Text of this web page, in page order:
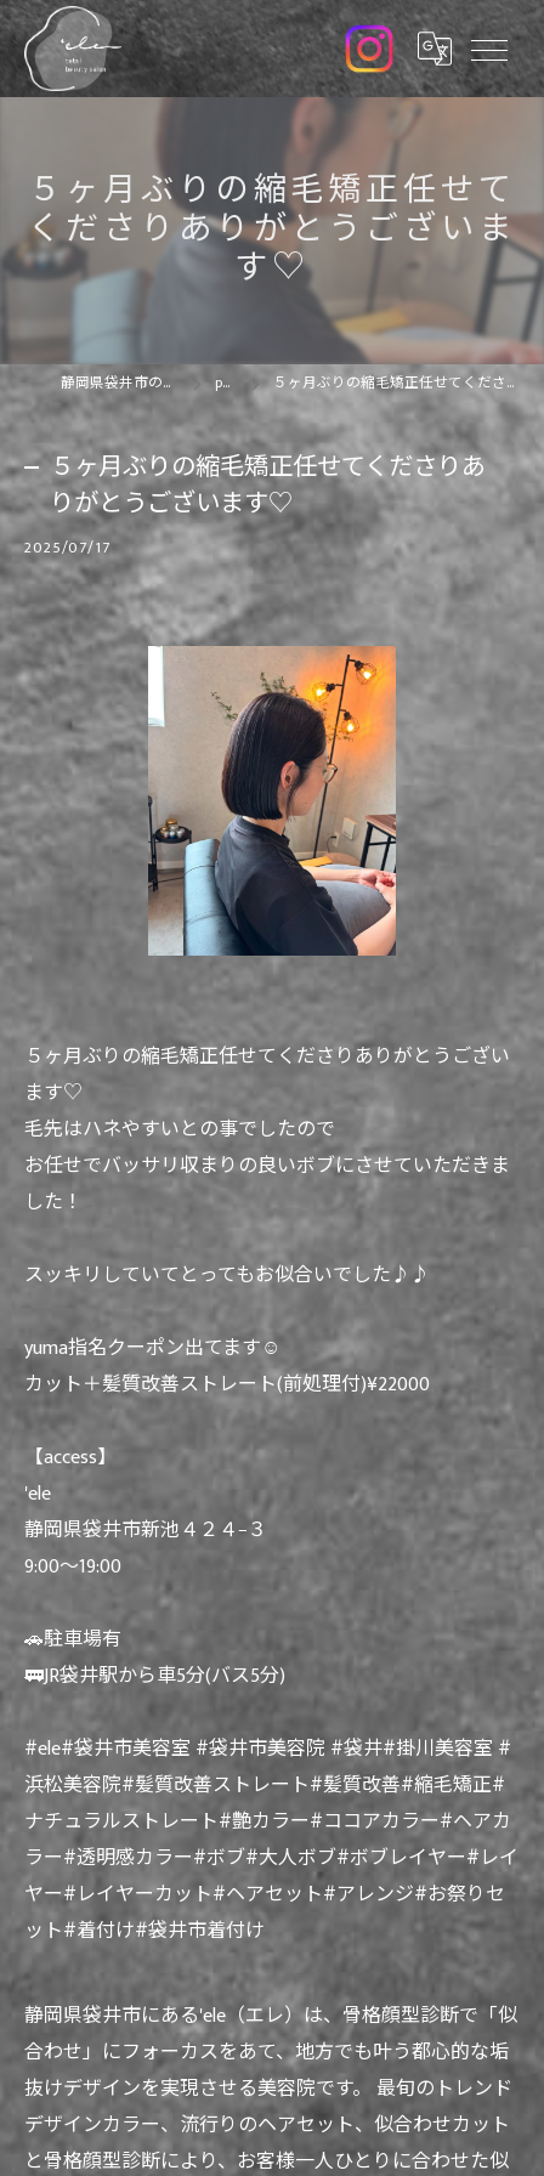
５ヶ月ぶりの縮毛矯正任せて
くださりありがとうございま
す♡
静岡県袋井市の美容院なら'ele photo ５ヶ月ぶりの縮毛矯正任せてくださりありがとうございます♡
５ヶ月ぶりの縮毛矯正任せてくださりあ
りがとうございます♡
2025/07/17
５ヶ月ぶりの縮毛矯正任せてくださりありがとうござい
ます♡
毛先はハネやすいとの事でしたので
お任せでバッサリ収まりの良いボブにさせていただきま
した！
スッキリしていてとってもお似合いでした♪♪
yuma指名クーポン出てます☺︎
カット＋髪質改善ストレート(前処理付)¥22000
【access】
'ele
静岡県袋井市新池４２４−３
9:00〜19:00
🚗駐車場有
🚃JR袋井駅から車5分(バス5分)
#ele#袋井市美容室 #袋井市美容院 #袋井#掛川美容室 #
浜松美容院#髪質改善ストレート#髪質改善#縮毛矯正#
ナチュラルストレート#艶カラー#ココアカラー#ヘアカ
ラー#透明感カラー#ボブ#大人ボブ#ボブレイヤー#レイ
ヤー#レイヤーカット#ヘアセット#アレンジ#お祭りセ
ット#着付け#袋井市着付け
静岡県袋井市にある'ele（エレ）は、骨格顔型診断で「似
合わせ」にフォーカスをあて、地方でも叶う都心的な垢
抜けデザインを実現させる美容院です。 最旬のトレンド
デザインカラー、流行りのヘアセット、似合わせカット
と骨格顔型診断により、お客様一人ひとりに合わせた似